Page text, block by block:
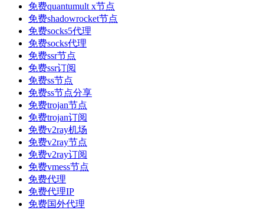
免费quantumult x节点
免费shadowrocket节点
免费socks5代理
免费socks代理
免费ssr节点
免费ssr订阅
免费ss节点
免费ss节点分享
免费trojan节点
免费trojan订阅
免费v2ray机场
免费v2ray节点
免费v2ray订阅
免费vmess节点
免费代理
免费代理IP
免费国外代理